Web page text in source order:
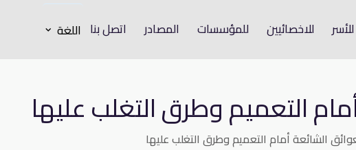
للأسر للاخصائيين للمؤسسات المصادر اتصل بنا
التعميم وطرق التغلب عليها
الشائعة أمام التعميم وطرق التغلب عليها